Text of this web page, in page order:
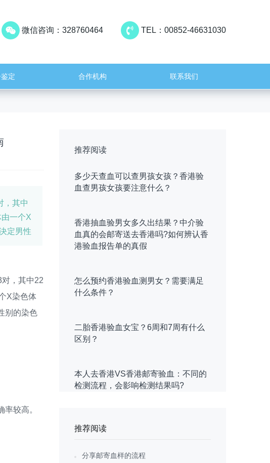
TEL：00852-46631030
微信咨询：328760464
定 合作机构 联系我们
，其中
一个X
定男性
，其中22
X染色体
别的染色
较高。
推荐阅读
多少天查血可以查男孩女孩？香港验
血查男孩女孩要注意什么？
香港抽血验男女多久出结果？中介验
血真的会邮寄送去香港吗?如何辨认香
港验血报告单的真假
怎么预约香港验血测男女？需要满足
什么条件？
二胎香港验血女宝？6周和7周有什么
区别？
本人去香港VS香港邮寄验血：不同的
检测流程，会影响检测结果吗?
推荐阅读
分享邮寄血样的流程